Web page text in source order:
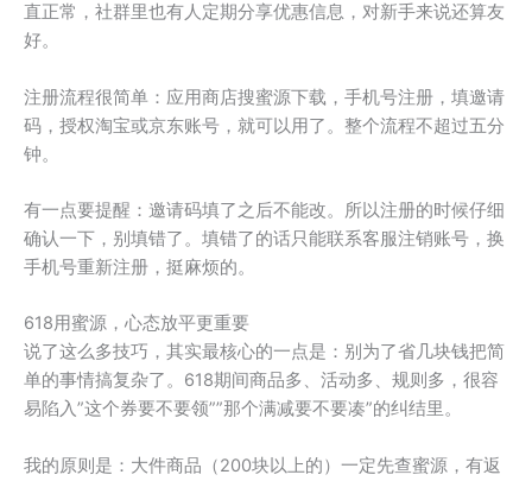
直正常，社群里也有人定期分享优惠信息，对新手来说还算友
好。
注册流程很简单：应用商店搜蜜源下载，手机号注册，填邀请
码，授权淘宝或京东账号，就可以用了。整个流程不超过五分
钟。
有一点要提醒：邀请码填了之后不能改。所以注册的时候仔细
确认一下，别填错了。填错了的话只能联系客服注销账号，换
手机号重新注册，挺麻烦的。
618用蜜源，心态放平更重要
说了这么多技巧，其实最核心的一点是：别为了省几块钱把简
单的事情搞复杂了。618期间商品多、活动多、规则多，很容
易陷入”这个券要不要领””那个满减要不要凑”的纠结里。
我的原则是：大件商品（200块以上的）一定先查蜜源，有返